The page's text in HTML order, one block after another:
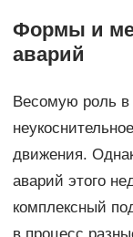
Формы и
аварий
Весомую роль в
движения.
аварий этого
комплексный